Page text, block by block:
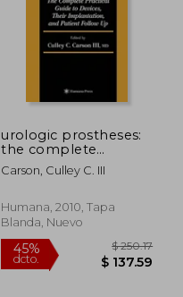
urologic prostheses:
the complete
practical guide to
devices, their
patient follow-up (en
Inglés)
Carson, Culley C. III
Humana, 2010, Tapa
Blanda, Nuevo